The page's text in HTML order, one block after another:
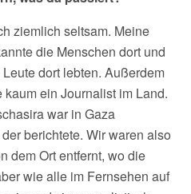
ziemlich seltsam. Meine
die Menschen dort und
dort lebten. Außerdem
ein Journalist im Land.
war in Gaza
berichtete. Wir waren also
dem Ort entfernt, wo die
wie alle im Fernsehen auf